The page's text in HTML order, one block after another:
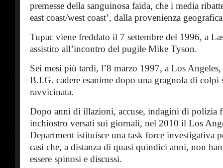
premesse della sanguinosa faida, che i media
east coast/west coast’, dalla provenienza
Tupac viene freddato il 7 settembre del 1996, a
assistito all’incontro del pugile Mike Tyson.
Sei mesi più tardi, l’8 marzo 1997, a Los
B.I.G. cadere esanime dopo una gragnola di colpi
ravvicinata.
Dopo anni di illazioni, accuse, indagini di polizia
inchiostro versati sui giornali, nel 2010 il Los
Department istituisce una task force investigativa
casi che, a distanza di quasi quindici anni, non
essere spinosi e discussi.